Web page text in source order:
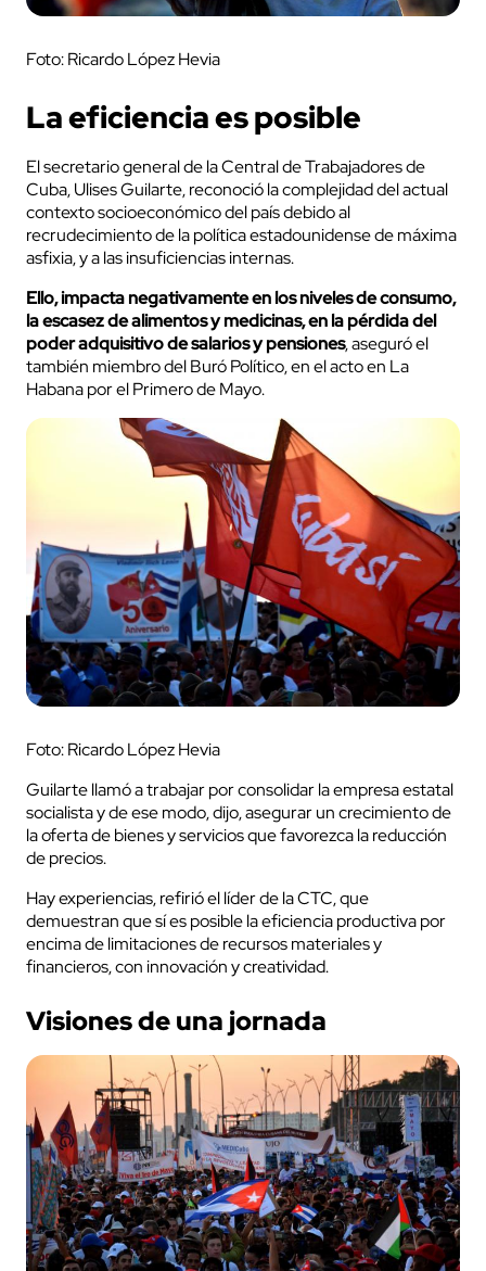
Foto: Ricardo López Hevia
La eficiencia es posible
El secretario general de la Central de Trabajadores de
Cuba, Ulises Guilarte, reconoció la complejidad del actual
contexto socioeconómico del país debido al
recrudecimiento de la política estadounidense de máxima
asfixia, y a las insuficiencias internas.
Ello, impacta negativamente en los niveles de consumo,
la escasez de alimentos y medicinas, en la pérdida del
poder adquisitivo de salarios y pensiones, aseguró el
también miembro del Buró Político, en el acto en La
Habana por el Primero de Mayo.
Foto: Ricardo López Hevia
Guilarte llamó a trabajar por consolidar la empresa estatal
socialista y de ese modo, dijo, asegurar un crecimiento de
la oferta de bienes y servicios que favorezca la reducción
de precios.
Hay experiencias, refirió el líder de la CTC, que
demuestran que sí es posible la eficiencia productiva por
encima de limitaciones de recursos materiales y
financieros, con innovación y creatividad.
Visiones de una jornada